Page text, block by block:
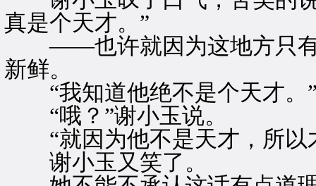
真是个天才。”
——也许就因为这地方只有
新鲜。
“我知道他绝不是个天才。
“哦？”谢小玉说。
“就因为他不是天才，所以
谢小玉又笑了。